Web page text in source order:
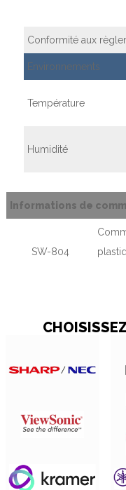
Conformité aux
Environnements
Température
Humidité
Informations de
SW-804